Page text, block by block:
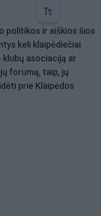
politikos ir aiškios šios
keli klaipėdiečiai
asociaciją ar
forumą, taip, jų
prie Klaipėdos